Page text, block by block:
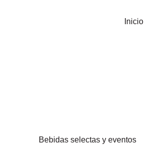
Inicio
Bebidas selectas y eventos